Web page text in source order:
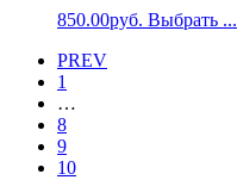
850.00руб. Выбрать ...
PREV
1
…
8
9
10